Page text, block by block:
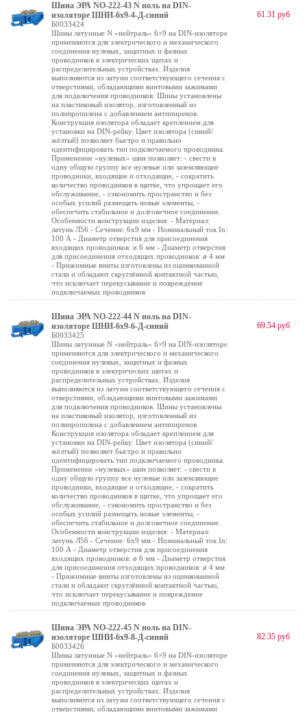
Шина ЭРА NO-222-43 N ноль на DIN-
изоляторе ШНИ-6х9-4-Д-синий
Б0033424
Шины латунные N «нейтраль» 6×9 на DIN-изоляторе
применяются для электрического и механического
соединения нулевых, защитных и фазных
проводников в электрических щитах и
распределительных устройствах. Изделия
выполняются из латуни соответствующего сечения с
отверстиями, обладающими винтовыми зажимами
для подключения проводников. Шины установлены
на пластиковый изолятор, изготовленный из
полипропилена с добавлением антипиренов.
Конструкция изолятора обладает креплением для
установки на DIN-рейку. Цвет изолятора (синий/
жёлтый) позволяет быстро и правильно
идентифицировать тип подключаемого проводника.
Применение «нулевых» шин позволяет: - свести в
одну общую группу все нулевые или заземляющие
проводники, входящие и отходящие, - сократить
количество проводников в щитке, что упрощает его
обслуживание, - сэкономить пространство и без
особых усилий размещать новые элементы, -
обеспечить стабильное и долговечное соединение.
Особенности конструкции изделия: - Материал:
латунь Л56 - Сечение: 6х9 мм - Номинальный ток In:
100 А - Диаметр отверстия для присоединения
входящих проводников: ø 6 мм - Диаметр отверстия
для присоединения отходящих проводников: ø 4 мм
- Прижимные винты изготовлены из оцинкованной
стали и обладают скруглённой контактной частью,
что исключает перекусывание и повреждение
подключаемых проводников
61.31 руб
Шина ЭРА NO-222-44 N ноль на DIN-
изоляторе ШНИ-6х9-6-Д-синий
Б0033425
Шины латунные N «нейтраль» 6×9 на DIN-изоляторе
применяются для электрического и механического
соединения нулевых, защитных и фазных
проводников в электрических щитах и
распределительных устройствах. Изделия
выполняются из латуни соответствующего сечения с
отверстиями, обладающими винтовыми зажимами
для подключения проводников. Шины установлены
на пластиковый изолятор, изготовленный из
полипропилена с добавлением антипиренов.
Конструкция изолятора обладает креплением для
установки на DIN-рейку. Цвет изолятора (синий/
жёлтый) позволяет быстро и правильно
идентифицировать тип подключаемого проводника.
Применение «нулевых» шин позволяет: - свести в
одну общую группу все нулевые или заземляющие
проводники, входящие и отходящие, - сократить
количество проводников в щитке, что упрощает его
обслуживание, - сэкономить пространство и без
особых усилий размещать новые элементы, -
обеспечить стабильное и долговечное соединение.
Особенности конструкции изделия: - Материал:
латунь Л56 - Сечение: 6х9 мм - Номинальный ток In:
100 А - Диаметр отверстия для присоединения
входящих проводников: ø 6 мм - Диаметр отверстия
для присоединения отходящих проводников: ø 4 мм
- Прижимные винты изготовлены из оцинкованной
стали и обладают скруглённой контактной частью,
что исключает перекусывание и повреждение
подключаемых проводников
69.54 руб
Шина ЭРА NO-222-45 N ноль на DIN-
изоляторе ШНИ-6х9-8-Д-синий
Б0033426
Шины латунные N «нейтраль» 6×9 на DIN-изоляторе
применяются для электрического и механического
соединения нулевых, защитных и фазных
проводников в электрических щитах и
распределительных устройствах. Изделия
выполняются из латуни соответствующего сечения с
отверстиями, обладающими винтовыми зажимами
82.35 руб